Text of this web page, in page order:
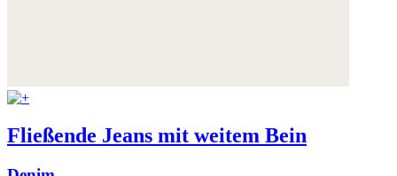
Fließende Jeans mit weitem Bein